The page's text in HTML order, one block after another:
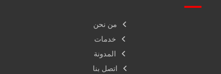
من نحن
خدمات
المدونة
اتصل بنا